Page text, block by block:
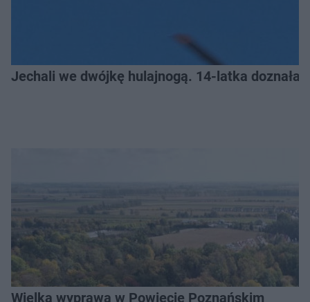
Jechali we dwójkę hulajnogą. 14-latka doznała
Wielka wyprawa w Powiecie Poznańskim